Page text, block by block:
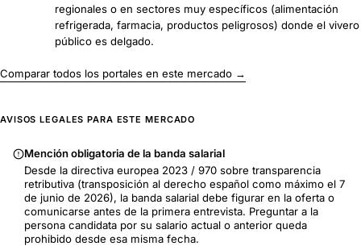
regionales o en sectores muy específicos (alimentación
refrigerada, farmacia, productos peligrosos) donde el vivero
público es delgado.
Comparar todos los portales en este mercado →
AVISOS LEGALES PARA ESTE MERCADO
Mención obligatoria de la banda salarial
Desde la directiva europea 2023 / 970 sobre transparencia
retributiva (transposición al derecho español como máximo el 7
de junio de 2026), la banda salarial debe figurar en la oferta o
comunicarse antes de la primera entrevista. Preguntar a la
persona candidata por su salario actual o anterior queda
prohibido desde esa misma fecha.